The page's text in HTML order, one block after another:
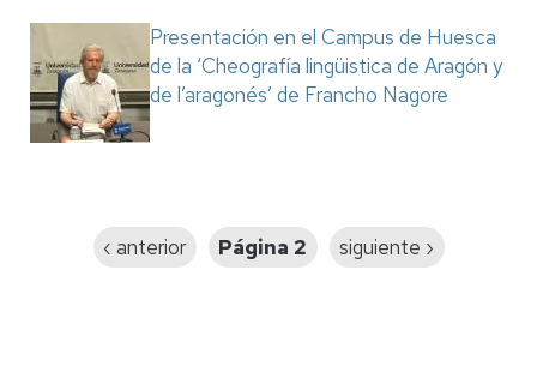
Presentación en el Campus de Huesca
de la ‘Cheografía lingüistica de Aragón y
de l’aragonés’ de Francho Nagore
Página
‹ anterior Página 2
Siguiente
siguiente ›